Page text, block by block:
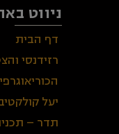
ניווט
דף הבית
רזידנסי
יעל
תדר –